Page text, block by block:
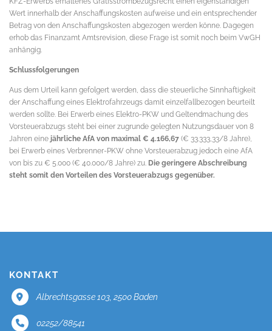
Wert innerhalb der Anschaffungskosten aufweise und ein entsprechender
Betrag von den Anschaffungskosten abgezogen werden könne. Dagegen
erhob das Finanzamt Amtsrevision, diese Frage ist somit noch beim VwGH
anhängig.
Schlussfolgerungen
Aus dem Urteil kann gefolgert werden, dass die steuerliche Sinnhaftigkeit
der Anschaffung eines Elektrofahrzeugs damit einzelfallbezogen beurteilt
werden sollte. Bei Erwerb eines Elektro-PKW und Geltendmachung des
Vorsteuerabzugs steht bei einer zugrunde gelegten Nutzungsdauer von 8
Jahren eine jährliche AfA von maximal € 4.166,67 (€ 33.333,33/8 Jahre),
bei Erwerb eines Verbrenner-PKW ohne Vorsteuerabzug jedoch eine AfA
von bis zu € 5.000 (€ 40.000/8 Jahre) zu. Die geringere Abschreibung
steht somit den Vorteilen des Vorsteuerabzugs gegenüber.
KONTAKT
Albrechtsgasse 103, 2500 Baden
02252/88541